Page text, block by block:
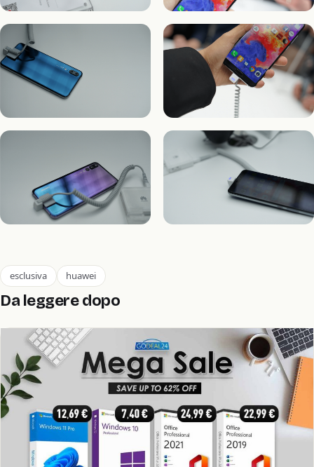
esclusiva huawei
Da leggere dopo